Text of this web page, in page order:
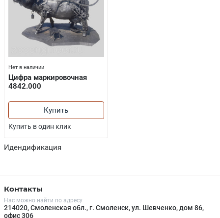
Нет в наличии
Цифра маркировочная
4842.000
Купить
Купить в один клик
Идендификация
Контакты
Нас можно найти по адресу
214020, Смоленская обл., г. Смоленск, ул. Шевченко, дом 86,
офис 306